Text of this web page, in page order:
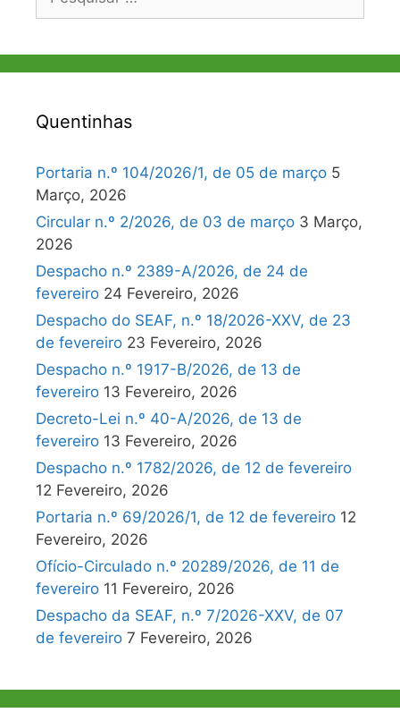
Quentinhas
Portaria n.º 104/2026/1, de 05 de março 5
Março, 2026
Circular n.º 2/2026, de 03 de março 3 Março,
2026
Despacho n.º 2389-A/2026, de 24 de
fevereiro 24 Fevereiro, 2026
Despacho do SEAF, n.º 18/2026-XXV, de 23
de fevereiro 23 Fevereiro, 2026
Despacho n.º 1917-B/2026, de 13 de
fevereiro 13 Fevereiro, 2026
Decreto-Lei n.º 40-A/2026, de 13 de
fevereiro 13 Fevereiro, 2026
Despacho n.º 1782/2026, de 12 de fevereiro
12 Fevereiro, 2026
Portaria n.º 69/2026/1, de 12 de fevereiro 12
Fevereiro, 2026
Ofício-Circulado n.º 20289/2026, de 11 de
fevereiro 11 Fevereiro, 2026
Despacho da SEAF, n.º 7/2026-XXV, de 07
de fevereiro 7 Fevereiro, 2026